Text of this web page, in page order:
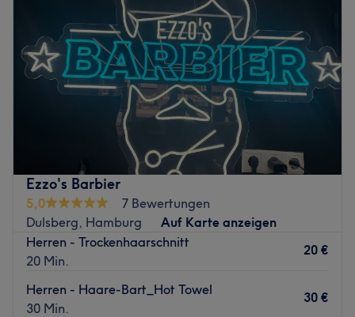
Ezzo's Barbier
5,0
7 Bewertungen
Dulsberg, Hamburg
Auf Karte anzeigen
Herren - Trockenhaarschnitt
20 Min.
20 €
Herren - Haare-Bart_Hot Towel
30 Min.
30 €